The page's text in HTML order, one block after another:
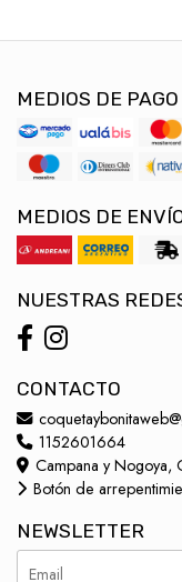
MEDIOS DE PAGO
MEDIOS DE
NUESTRAS
CONTACTO
1152601664
Campana y Nogoya,
Botón de
NEWSLETTER